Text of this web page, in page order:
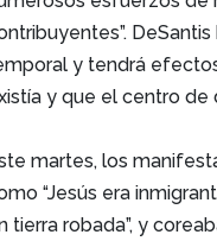
y tendrá
y que el centro de
martes, los
“Jesús era
tierra robada”, y